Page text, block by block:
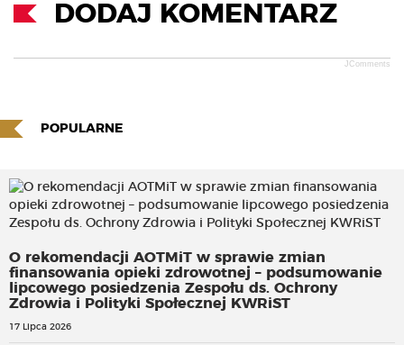
DODAJ KOMENTARZ
JComments
POPULARNE
O rekomendacji AOTMiT w sprawie zmian
finansowania opieki zdrowotnej – podsumowanie
lipcowego posiedzenia Zespołu ds. Ochrony
Zdrowia i Polityki Społecznej KWRiST
17 Lipca 2026